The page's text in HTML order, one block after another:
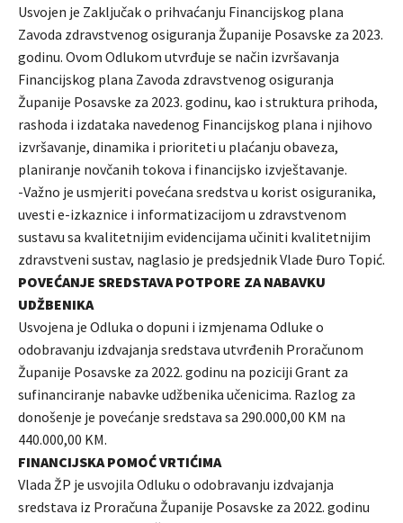
Usvojen je Zaključak o prihvaćanju Financijskog plana
Zavoda zdravstvenog osiguranja Županije Posavske za 2023.
godinu. Ovom Odlukom utvrđuje se način izvršavanja
Financijskog plana Zavoda zdravstvenog osiguranja
Županije Posavske za 2023. godinu, kao i struktura prihoda,
rashoda i izdataka navedenog Financijskog plana i njihovo
izvršavanje, dinamika i prioriteti u plaćanju obaveza,
planiranje novčanih tokova i financijsko izvještavanje.
-Važno je usmjeriti povećana sredstva u korist osiguranika,
uvesti e-izkaznice i informatizacijom u zdravstvenom
sustavu sa kvalitetnijim evidencijama učiniti kvalitetnijim
zdravstveni sustav, naglasio je predsjednik Vlade Đuro Topić.
POVEĆANJE SREDSTAVA POTPORE ZA NABAVKU
UDŽBENIKA
Usvojena je Odluka o dopuni i izmjenama Odluke o
odobravanju izdvajanja sredstava utvrđenih Proračunom
Županije Posavske za 2022. godinu na poziciji Grant za
sufinanciranje nabavke udžbenika učenicima. Razlog za
donošenje je povećanje sredstava sa 290.000,00 KM na
440.000,00 KM.
FINANCIJSKA POMOĆ VRTIĆIMA
Vlada ŽP je usvojila Odluku o odobravanju izdvajanja
sredstava iz Proračuna Županije Posavske za 2022. godinu